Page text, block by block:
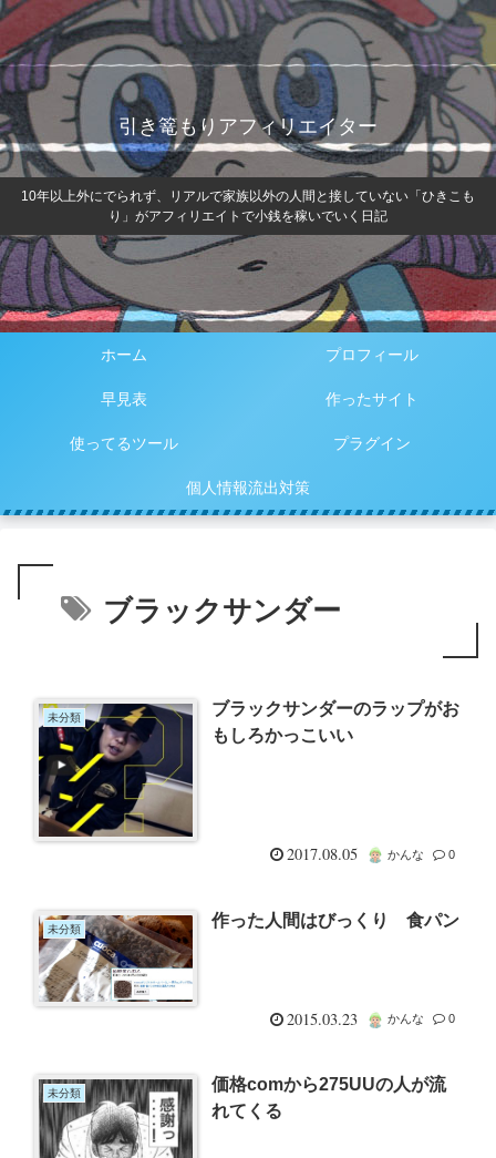
引き篭もりアフィリエイター
10年以上外にでられず、リアルで家族以外の人間と接していない「ひきこも
り」がアフィリエイトで小銭を稼いでいく日記
ホーム プロフィール
早見表 作ったサイト
使ってるツール プラグイン
個人情報流出対策
ブラックサンダー
未分類
ブラックサンダーのラップがお
もしろかっこいい
2017.08.05 かんな 0
未分類 作った人間はびっくり 食パン
2015.03.23 かんな 0
未分類
価格comから275UUの人が流
れてくる